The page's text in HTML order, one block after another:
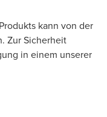
kann von der
Zur Sicherheit
in einem unserer